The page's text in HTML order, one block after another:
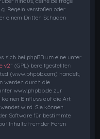
Regeln verstoßen oder
einem Dritten Schaden
sich bei phpBB um eine unter
v2“ (GPL) bereitgestellten
(www.phpbb.com) handelt;
werden durch die
www.phpbb.de zur
keinen Einfluss auf die Art
wird. Sie können
Software für bestimmte
Inhalte fremder Foren